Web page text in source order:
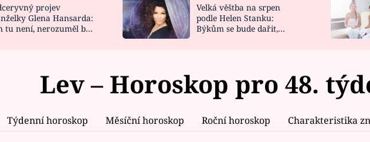
CELEBRITY
VAŘENÍ
NOVINKY
VIDEORECEPTY
DESIGN
projev
Glena Hansarda:
tu není, nerozuměl by
Velká věštba na srpen
podle Helen Stanku:
Býkům se bude dařit,
Lev – Horoskop pro 48.
Týdenní horoskop Měsíční horoskop Roční horoskop Charakteristika